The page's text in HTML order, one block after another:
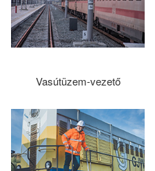
Vasútüzem-vezető